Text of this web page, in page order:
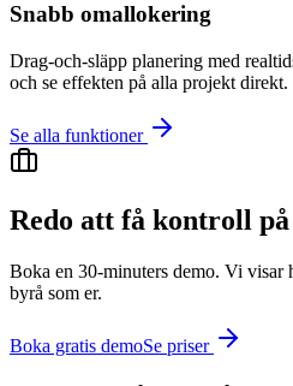
Snabb omallokering
Drag-och-släpp planering med
och se effekten på alla projekt direkt.
Se alla funktioner
Redo att få kontroll på
Boka en 30-minuters demo. Vi visar
byrå som er.
Boka gratis demoSe priser